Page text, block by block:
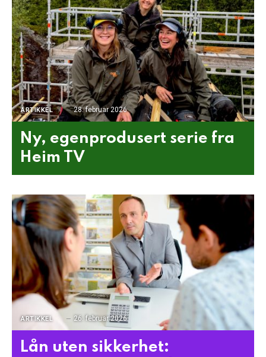
ARTIKKEL 28. februar 2026
Ny, egenprodusert serie fra
Heim TV
ARTIKKEL 26. februar 2026
Lån uten sikkerhet: